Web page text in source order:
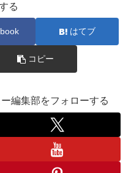
る
はてブ
コピー
編集部をフォローする